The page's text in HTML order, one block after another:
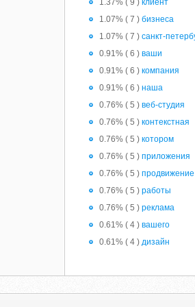
1.37% ( 9 ) клиент
1.07% ( 7 )бизнеса
1.07% ( 7 )санкт-
0.91% ( 6 )ваши
0.91% ( 6 )компания
0.91% ( 6 )наша
0.76% ( 5 )веб-студия
0.76% ( 5 )контекстная
0.76% ( 5 )котором
0.76% ( 5 )приложения
0.76% ( 5 )продвижение
0.76% ( 5 )работы
0.76% ( 5 )реклама
0.61% ( 4 )вашего
0.61% ( 4 )дизайн